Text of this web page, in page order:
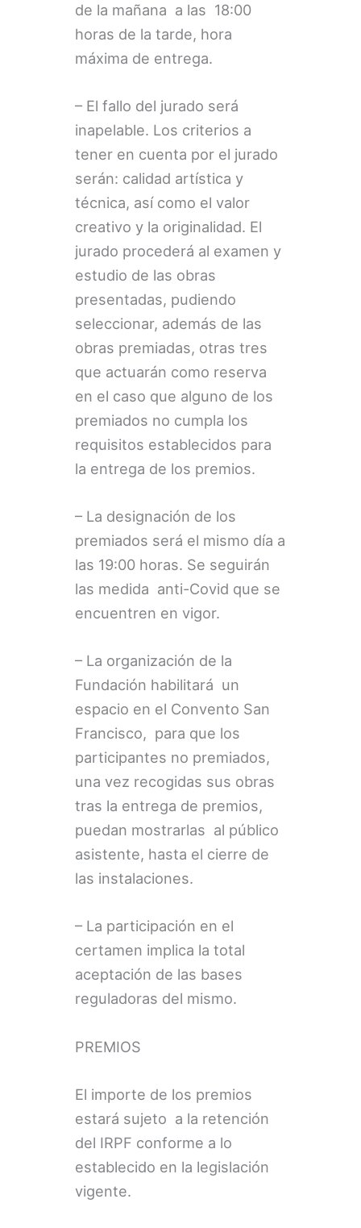
de la mañana a las 18:00
horas de la tarde, hora
máxima de entrega.
– El fallo del jurado será
inapelable. Los criterios a
tener en cuenta por el jurado
serán: calidad artística y
técnica, así como el valor
creativo y la originalidad. El
jurado procederá al examen y
estudio de las obras
presentadas, pudiendo
seleccionar, además de las
obras premiadas, otras tres
que actuarán como reserva
en el caso que alguno de los
premiados no cumpla los
requisitos establecidos para
la entrega de los premios.
– La designación de los
premiados será el mismo día a
las 19:00 horas. Se seguirán
las medida anti-Covid que se
encuentren en vigor.
– La organización de la
Fundación habilitará un
espacio en el Convento San
Francisco, para que los
participantes no premiados,
una vez recogidas sus obras
tras la entrega de premios,
puedan mostrarlas al público
asistente, hasta el cierre de
las instalaciones.
– La participación en el
certamen implica la total
aceptación de las bases
reguladoras del mismo.
PREMIOS
El importe de los premios
estará sujeto a la retención
del IRPF conforme a lo
establecido en la legislación
vigente.